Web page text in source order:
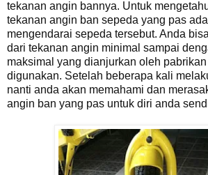
tekanan angin bannya. Untuk
tekanan angin ban sepeda yang pas
mengendarai sepeda tersebut. Anda
dari tekanan angin minimal sampai
maksimal yang dianjurkan oleh
digunakan. Setelah beberapa kali
nanti anda akan memahami dan
angin ban yang pas untuk diri anda